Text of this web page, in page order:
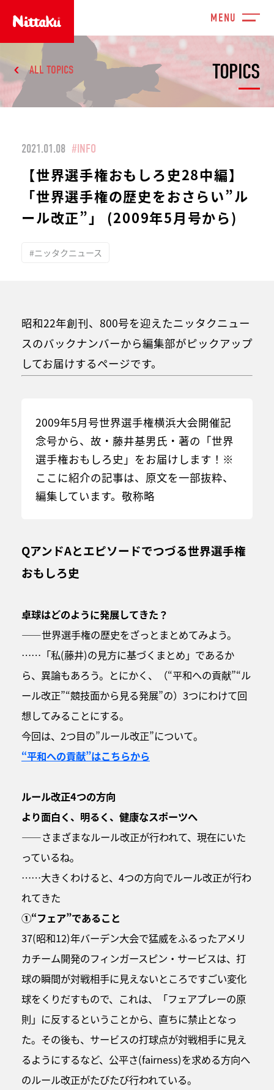
TOPICS
ALL TOPICS
2021.01.08 #INFO
【世界選手権おもしろ史28中編】
「世界選手権の歴史をおさらい”ル
ール改正”」 (2009年5月号から)
#ニッタクニュース
昭和22年創刊、800号を迎えたニッタクニュー
スのバックナンバーから編集部がピックアップ
してお届けするページです。
2009年5月号世界選手権横浜大会開催記
念号から、故・藤井基男氏・著の「世界
選手権おもしろ史」をお届けします！ ※
ここに紹介の記事は、原文を一部抜粋、
編集しています。敬称略
QアンドAとエピソードでつづる世界選手権
おもしろ史
卓球はどのように発展してきた？
――世界選手権の歴史をざっとまとめてみよう。
……「私(藤井)の見方に基づくまとめ」であるか
ら、異論もあろう。とにかく、（“平和への貢献”“ル
ール改正”“競技面から見る発展”の）3つにわけて回
想してみることにする。
今回は、2つ目の”ルール改正”について。
“平和への貢献”はこちらから
ルール改正4つの方向
より面白く、明るく、健康なスポーツへ
――さまざまなルール改正が行われて、現在にいた
っているね。
……大きくわけると、4つの方向でルール改正が行わ
れてきた
①“フェア”であること
37(昭和12)年バーデン大会で猛威をふるったアメリ
カチーム開発のフィンガースピン・サービスは、打
球の瞬間が対戦相手に見えないところですごい変化
球をくりだすもので、これは、「フェアプレーの原
則」に反するということから、直ちに禁止となっ
た。その後も、サービスの打球点が対戦相手に見え
るようにするなど、公平さ(fairness)を求める方向へ
のルール改正がたびたび行われている。